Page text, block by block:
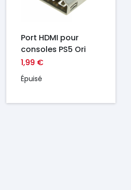
Port HDMI pour
consoles PS5 Ori
1,99 €
Épuisé